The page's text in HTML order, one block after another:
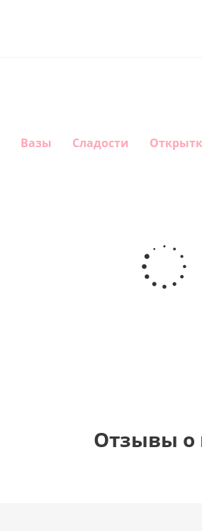
Вазы Сладости
Самая
самая
Отзывы о